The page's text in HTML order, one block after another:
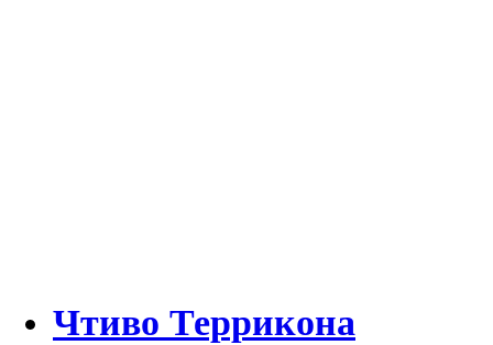
Чтиво Террикона